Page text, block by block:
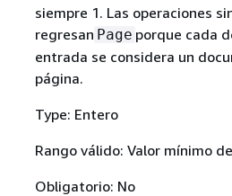
siempre 1. Las operaciones
regresan Page porque cada
entrada se considera un
página.
Type: Entero
Rango válido: Valor mínimo
Obligatorio: No